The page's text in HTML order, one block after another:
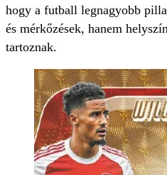
hogy a futball legnagyobb
és mérkőzések, hanem
tartoznak.